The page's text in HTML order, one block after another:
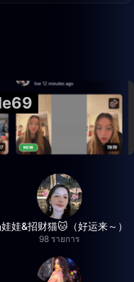
娃&招财猫🐱（好运来～）
98 รายการ